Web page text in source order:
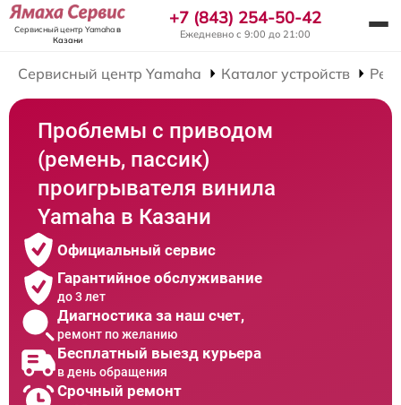
Сервисный центр Yamahaв
Казани
+7 (843) 254-50-42
Ежедневно с 9:00 до 21:00
Сервисный центр Yamaha Каталог устройств
Проблемы с приводом
(ремень, пассик)
проигрывателя винила
Yamaha в Казани
Официальный сервис
Гарантийное обслуживание
до 3 лет
Диагностика за наш счет,
ремонт по желанию
Бесплатный выезд курьера
в день обращения
Срочный ремонт